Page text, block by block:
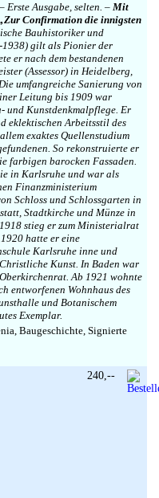
Erste Ausgabe, selten. – Mit
Confirmation die innigsten
Bauhistoriker und
gilt als Pionier der
er nach dem bestandenen
(Assessor) in Heidelberg,
umfangreiche Sanierung von
Leitung bis 1909 war
und Kunstdenkmalpflege. Er
eklektischen Arbeitsstil des
exaktes Quellenstudium
So rekonstruierte er
farbigen barocken Fassaden.
in Karlsruhe und war als
Finanzministerium
Schloss und Schlossgarten in
Stadtkirche und Münze in
stieg er zum Ministerialrat
hatte er eine
Karlsruhe inne und
Kunst. In Baden war
Ab 1921 wohnte
entworfenen Wohnhaus des
und Botanischem
Exemplar.
Baugeschichte, Signierte
240,--